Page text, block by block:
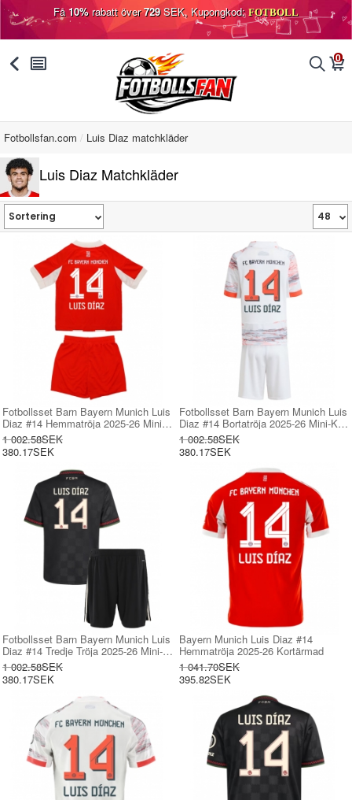
Få10%rabatt över729SEK, Kupongkod: FOTBOLL
󰅯 󰂩 󰂨 0
󰃦
Fotbollsfan.com Luis Diaz matchkläder
Luis Diaz Matchkläder
Fotbollsset Barn Bayern Munich Luis
Diaz #14 Hemmatröja 2025-26 Mini-
Kit Kortärmad (+ korta byxor)
1 002.58SEK
380.17SEK
Fotbollsset Barn Bayern Munich Luis
Diaz #14 Bortatröja 2025-26 Mini-Kit
Kortärmad (+ korta byxor)
1 002.58SEK
380.17SEK
Fotbollsset Barn Bayern Munich Luis
Diaz #14 Tredje Tröja 2025-26 Mini-
Kit Kortärmad (+ korta byxor)
1 002.58SEK
380.17SEK
Bayern Munich Luis Diaz #14
Hemmatröja 2025-26 Kortärmad
1 041.70SEK
395.82SEK